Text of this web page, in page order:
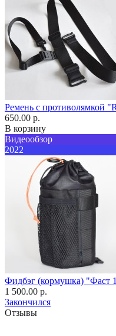
Ремень с противолямкой
650.00 р.
В корзину
Видеообзор
2022
Фидбэг (кормушка) "Фаст
1 500.00 р.
Закончился
Отзывы